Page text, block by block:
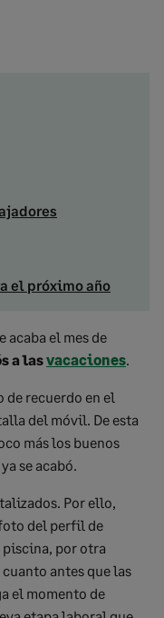
el próximo año
acaba el mes de
a lasvacaciones.
recuerdo en el
del móvil. De esta
más los buenos
se acabó.
Por ello,
del perfil de
piscina, por otra
antes que las
el momento de